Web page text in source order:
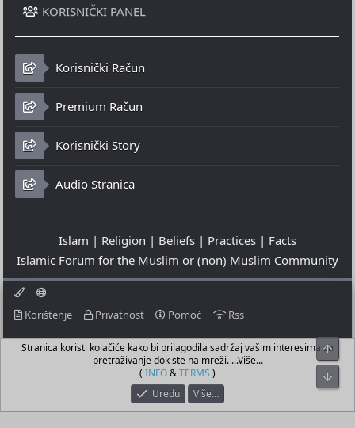
KORISNIČKI PANEL
Korisnički Račun
Premium Račun
Korisnički Story
Audio Stranica
Islam | Religion | Beliefs | Practices | Facts
Islamic Forum for the Muslim or (non) Muslim Community
Korištenje Privatnost Pomoć Rss
© 2023 - 09-08-2026
© Islamic Community Platform ®
Stranica koristi kolačiće kako bi prilagodila sadržaj vašim interesima za
pretraživanje dok ste na mreži. ...Više...
( INFO&TERMS )
Uredu
Više…
Top